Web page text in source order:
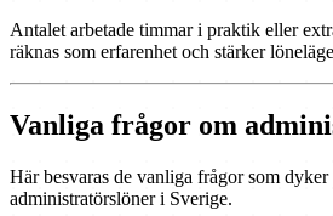
Antalet arbetade timmar i praktik eller
räknas som erfarenhet och stärker
Vanliga frågor om
Här besvaras de vanliga frågor som dyker
administratörslöner i Sverige.